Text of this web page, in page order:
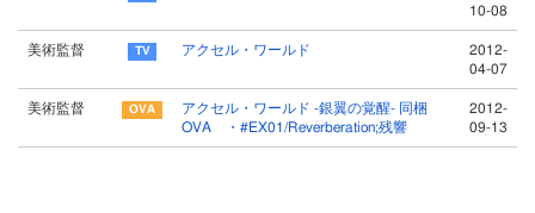
10-08
美術監督 アクセル・ワールド
2012-
04-07
美術監督
アクセル・ワールド -銀翼の覚醒- 同梱
OVA ・#EX01/Reverberation;残響
2012-
09-13